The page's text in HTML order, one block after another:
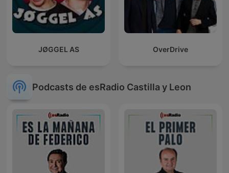
JØGGEL AS OverDrive
Podcasts de esRadio Castilla y Leon